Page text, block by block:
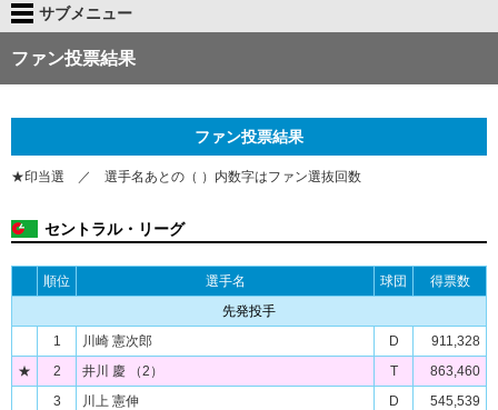
サブメニュー
ファン投票結果
ファン投票結果
★印当選 ／ 選手名あとの（ ）内数字はファン選抜回数
セントラル・リーグ
順位 選手名 球団
得票数
先発投手
1
川崎 憲次郎 D
911,328
★
2 井川 慶 （2） T
863,460
3
川上 憲伸 D
545,539